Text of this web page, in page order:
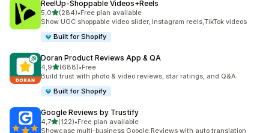
ReelUp‑Shoppable Videos+Reels
5,0z 5 hvězd
(284)
Celkový počet recenzí: 284
•Free plan available
Show UGC shoppable video slider, Instagram reels,TikTok videos
Built for Shopify
Doran Product Reviews App & QA
4,9z 5 hvězd
(688)
Celkový počet recenzí: 688
•Free
Build trust with photo & video reviews, star ratings, and Q&A
Built for Shopify
Google Reviews by Trustify
4,7z 5 hvězd
(122)
Celkový počet recenzí: 122
•Free plan available
Showcase multi-business Google Reviews with auto translation